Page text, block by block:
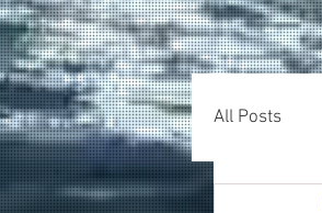
All Posts